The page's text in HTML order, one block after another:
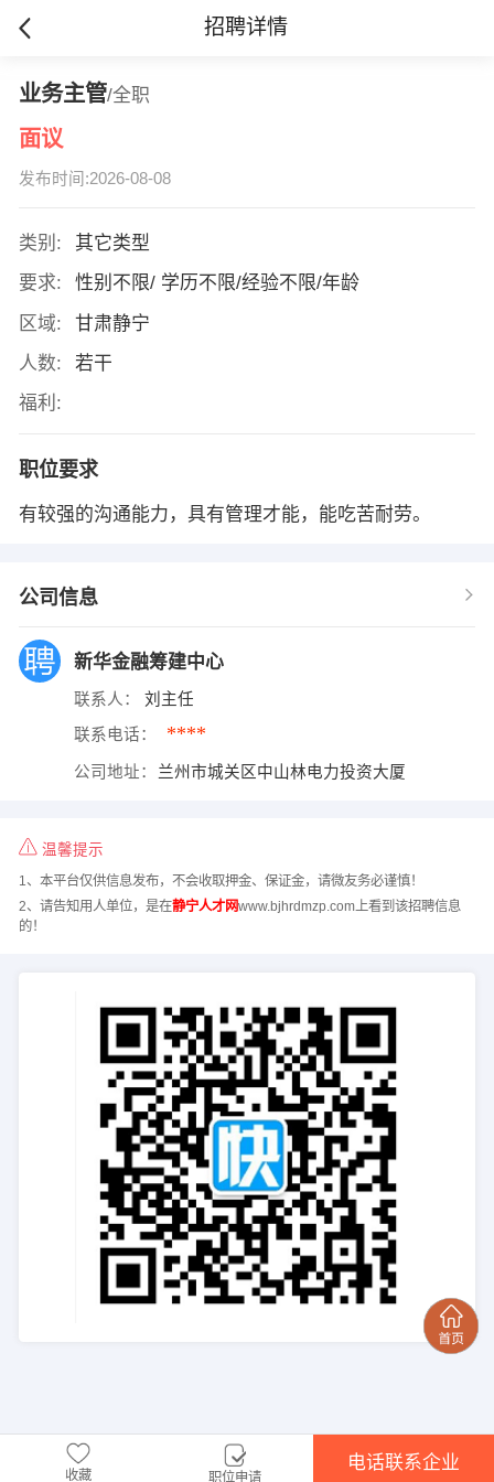
招聘详情
业务主管/全职
面议
发布时间:2026-08-08
类别:
其它类型
要求:
性别不限/ 学历不限/经验不限/年龄
区域:
甘肃静宁
人数:
若干
福利:
职位要求
有较强的沟通能力，具有管理才能，能吃苦耐劳。
公司信息
新华金融筹建中心
联系人： 刘主任
联系电话： ****
公司地址： 兰州市城关区中山林电力投资大厦
温馨提示
1、本平台仅供信息发布，不会收取押金、保证金，请微友务必谨慎！
2、请告知用人单位，是在静宁人才网www.bjhrdmzp.com上看到该招聘信息
的！
收藏 职位申请
电话联系企业